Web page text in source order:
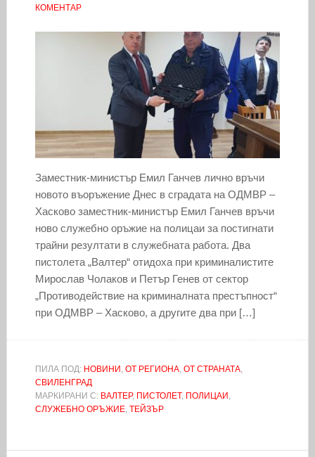
КОМЕНТАР
Заместник-министър Емил Ганчев лично връчи
новото въоръжение Днес в сградата на ОДМВР –
Хасково заместник-министър Емил Ганчев връчи
ново служебно оръжие на полицаи за постигнати
трайни резултати в служебната работа. Два
пистолета „Валтер“ отидоха при криминалистите
Мирослав Чолаков и Петър Генев от сектор
„Противодействие на криминалната престъпност“
при ОДМВР – Хасково, а другите два при […]
ПИЛА ПОД: НОВИНИ , ОТ РЕГИОНА, ОТ СТРАНАТА,
СВИЛЕНГРАД
МАРКИРАНИ С: ВАЛТЕР, ПИСТОЛЕТ, ПОЛИЦАИ ,
СЛУЖЕБНО ОРЪЖИЕ, ТЕЙЗЪР